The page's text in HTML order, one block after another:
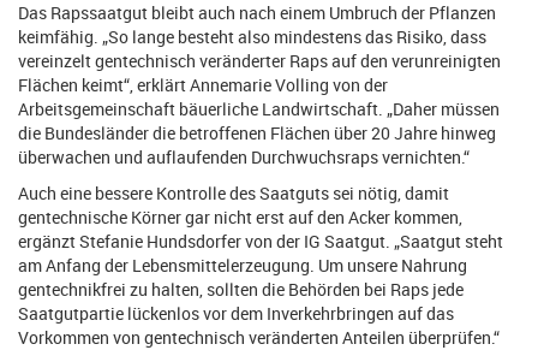
Das Rapssaatgut bleibt auch nach einem Umbruch der Pflanzen
keimfähig. „So lange besteht also mindestens das Risiko, dass
vereinzelt gentechnisch veränderter Raps auf den verunreinigten
Flächen keimt“, erklärt Annemarie Volling von der
Arbeitsgemeinschaft bäuerliche Landwirtschaft. „Daher müssen
die Bundesländer die betroffenen Flächen über 20 Jahre hinweg
überwachen und auflaufenden Durchwuchsraps vernichten.“
Auch eine bessere Kontrolle des Saatguts sei nötig, damit
gentechnische Körner gar nicht erst auf den Acker kommen,
ergänzt Stefanie Hundsdorfer von der IG Saatgut. „Saatgut steht
am Anfang der Lebensmittelerzeugung. Um unsere Nahrung
gentechnikfrei zu halten, sollten die Behörden bei Raps jede
Saatgutpartie lückenlos vor dem Inverkehrbringen auf das
Vorkommen von gentechnisch veränderten Anteilen überprüfen.“